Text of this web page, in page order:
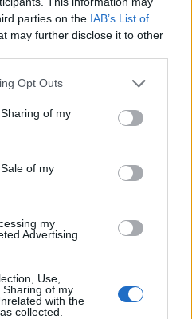
parties on the IAB’s List of
may further disclose it to other
Opt Outs
of my
of my
my
Advertising.
Use,
of my
with the
collected.
tartalmazza:
2 év napon belüli
BEJELENTKEZÉS